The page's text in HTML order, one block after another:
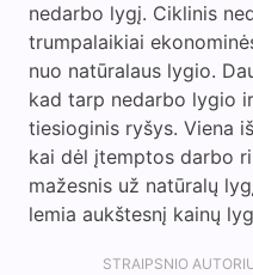
nedarbo lygį. Ciklinis
trumpalaikiai
nuo natūralaus lygio.
kad tarp nedarbo lygio
tiesioginis ryšys. Viena
kai dėl įtemptos darbo
mažesnis už natūralų
lemia aukštesnį kainų
STRAIPSNIO